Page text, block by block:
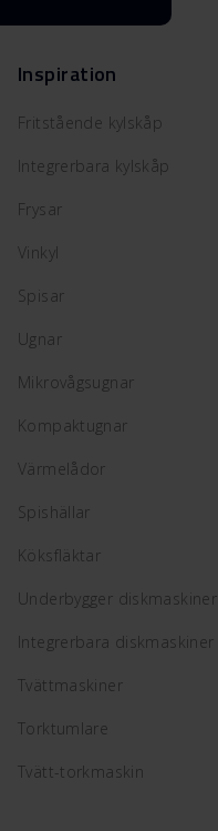
Inspiration
Fritstående kylskåp
Integrerbara kylskåp
Frysar
Vinkyl
Spisar
Ugnar
Mikrovågsugnar
Kompaktugnar
Värmelådor
Spishällar
Köksfläktar
Underbygger diskmaskiner
Integrerbara diskmaskiner
Tvättmaskiner
Torktumlare
Tvätt-torkmaskin